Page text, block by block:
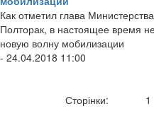
Как отметил глава
Полторак, в настоящее время
новую волну мобилизации
- 24.04.2018 11:00
Сторінки: 1